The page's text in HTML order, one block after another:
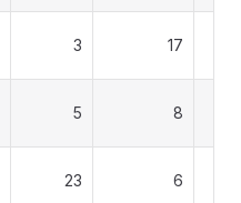
3 17
5 8
23 6